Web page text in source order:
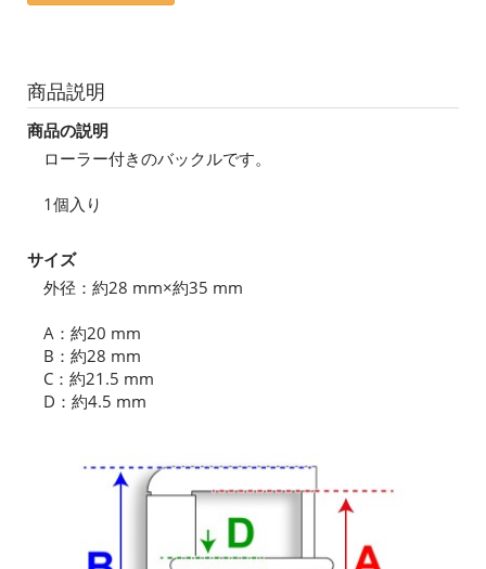
商品説明
商品の説明
ローラー付きのバックルです。
1個入り
サイズ
外径：約28 mm×約35 mm
A：約20 mm
B：約28 mm
C：約21.5 mm
D：約4.5 mm